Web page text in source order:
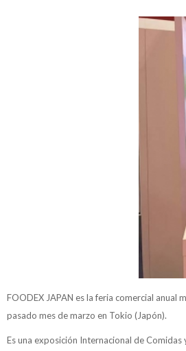
FOODEX JAPAN es la feria comercial anual
pasado mes de marzo en Tokio (Japón).
Es una exposición Internacional de Comidas